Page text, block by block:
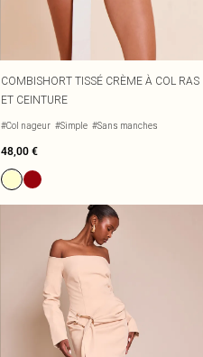
COMBISHORT TISSÉ CRÈME À COL RAS
ET CEINTURE
#Col nageur #Simple #Sans manches
48,00 €